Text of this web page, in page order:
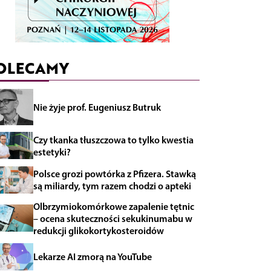
Nie żyje prof. Eugeniusz Butruk
Czy tkanka tłuszczowa to tylko kwestia
estetyki?
Polsce grozi powtórka z Pfizera. Stawką
są miliardy, tym razem chodzi o apteki
Olbrzymiokomórkowe zapalenie tętnic
– ocena skuteczności sekukinumabu w
redukcji glikokortykosteroidów
Lekarze AI zmorą na YouTube